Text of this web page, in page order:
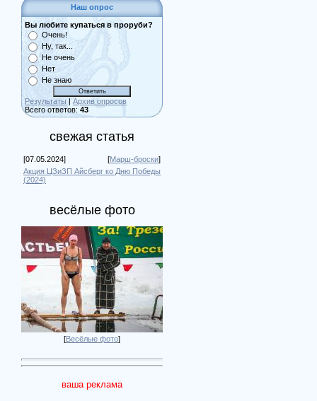
Наш опрос
Вы любите купаться в проруби?
Очень!
Ну, так...
Не очень
Нет
Не знаю
Результаты | Архив опросов
Всего ответов: 43
свежая статья
[07.05.2024] [Марш-броски]
Акция ЦЗиЗП Айсберг ко Дню Победы
(2024)
весёлые фото
[Весёлые фото]
ваша реклама